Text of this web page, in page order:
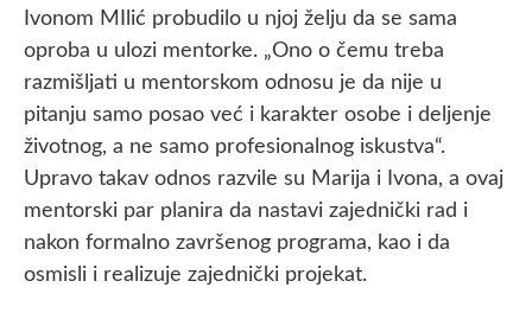
Ivonom MIlić probudilo u njoj želju da se sama
oproba u ulozi mentorke. „Ono o čemu treba
razmišljati u mentorskom odnosu je da nije u
pitanju samo posao već i karakter osobe i deljenje
životnog, a ne samo profesionalnog iskustva“.
Upravo takav odnos razvile su Marija i Ivona, a ovaj
mentorski par planira da nastavi zajednički rad i
nakon formalno završenog programa, kao i da
osmisli i realizuje zajednički projekat.